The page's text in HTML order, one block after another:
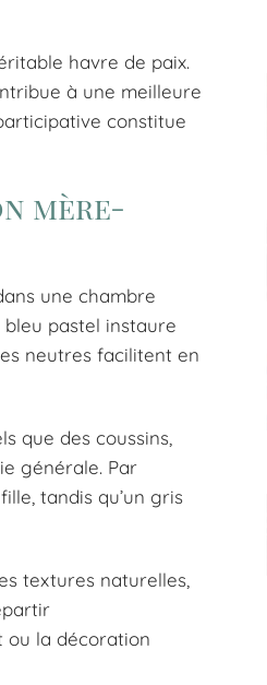
havre de paix.
à une meilleure
constitue
mère-
une chambre
pastel instaure
neutres facilitent en
que des coussins,
générale. Par
tandis qu’un gris
textures naturelles,
ou la décoration